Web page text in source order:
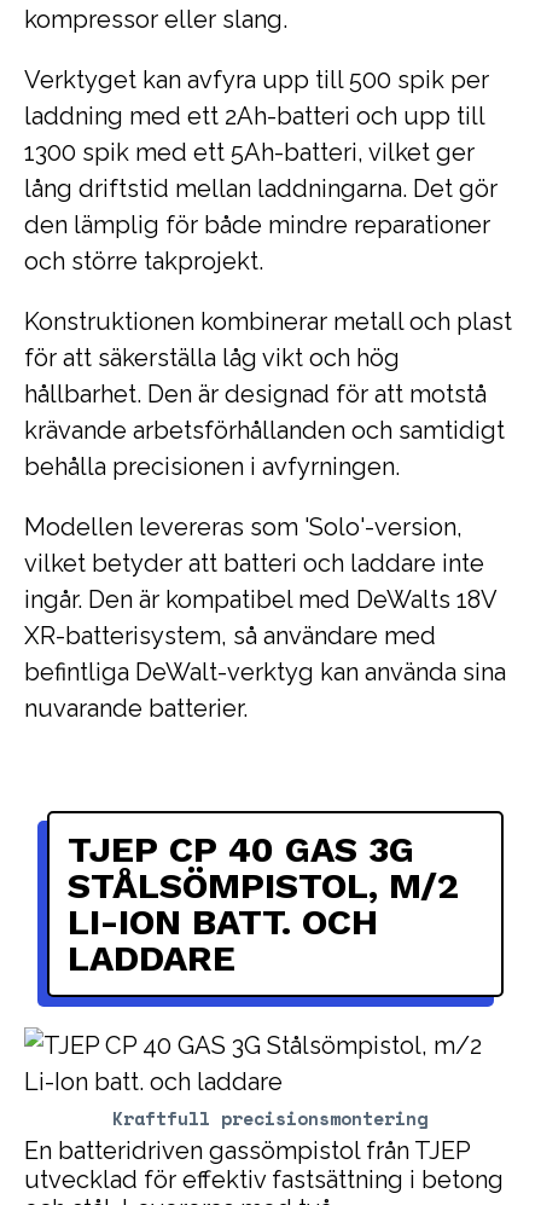
kompressor eller slang.
Verktyget kan avfyra upp till 500 spik per
laddning med ett 2Ah-batteri och upp till
1300 spik med ett 5Ah-batteri, vilket ger
lång driftstid mellan laddningarna. Det gör
den lämplig för både mindre reparationer
och större takprojekt.
Konstruktionen kombinerar metall och plast
för att säkerställa låg vikt och hög
hållbarhet. Den är designad för att motstå
krävande arbetsförhållanden och samtidigt
behålla precisionen i avfyrningen.
Modellen levereras som 'Solo'-version,
vilket betyder att batteri och laddare inte
ingår. Den är kompatibel med DeWalts 18V
XR-batterisystem, så användare med
befintliga DeWalt-verktyg kan använda sina
nuvarande batterier.
Kraftfull precisionsmontering
TJEP CP 40 GAS 3G
STÅLSÖMPISTOL, M/2
LI-ION BATT. OCH
LADDARE
En batteridriven gassömpistol från TJEP
utvecklad för effektiv fastsättning i betong